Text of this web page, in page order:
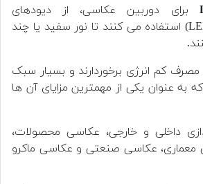
برای دوربین عکاسی، از دیودهای
الکترولومینسانس (LED) استفاده می کنند تا نور سفید یا چند
مصرف کم انرژی برخوردارند و بسیار سبک
به عنوان یکی از مهمترین مزایای آن ها
داخلی و خارجی، عکاسی محصولات،
معماری، عکاسی صنعتی و عکاسی ماکرو